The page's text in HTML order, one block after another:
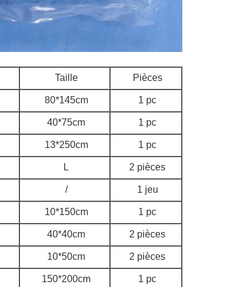
Taille Pièces
80*145cm 1 pc
40*75cm 1 pc
13*250cm 1 pc
L 2 pièces
/ 1 jeu
10*150cm 1 pc
40*40cm 2 pièces
10*50cm 2 pièces
150*200cm 1 pc